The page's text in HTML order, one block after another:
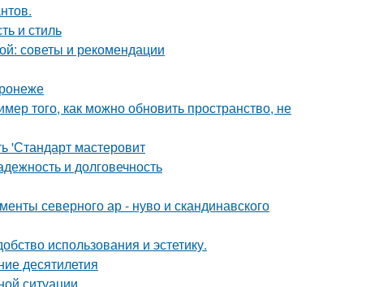
и стиль
советы и рекомендации
того, как можно обновить пространство, не
'Стандарт мастеровит
и долговечность
северного ар - нуво и скандинавского
использования и эстетику.
десятилетия